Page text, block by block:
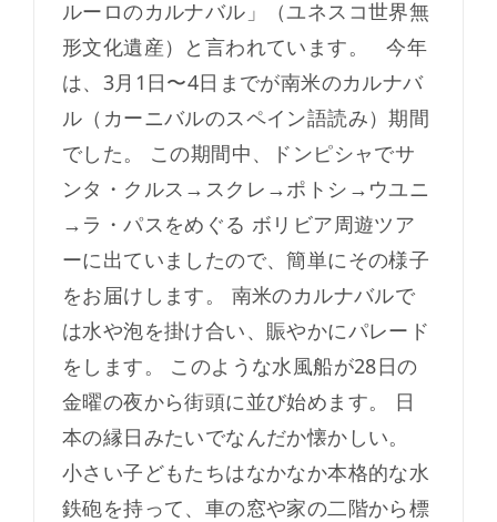
ルーロのカルナバル」（ユネスコ世界無
形文化遺産）と言われています。 今年
は、3月1日〜4日までが南米のカルナバ
ル（カーニバルのスペイン語読み）期間
でした。 この期間中、ドンピシャでサ
ンタ・クルス→スクレ→ポトシ→ウユニ
→ラ・パスをめぐる ボリビア周遊ツア
ーに出ていましたので、簡単にその様子
をお届けします。 南米のカルナバルで
は水や泡を掛け合い、賑やかにパレード
をします。 このような水風船が28日の
金曜の夜から街頭に並び始めます。 日
本の縁日みたいでなんだか懐かしい。
小さい子どもたちはなかなか本格的な水
鉄砲を持って、車の窓や家の二階から標